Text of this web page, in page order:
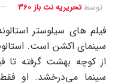
توسطتحریریه نت باز 360
فیلم های سیلوستر
سینمای اکشن است.
سینما می‌درخشد. او